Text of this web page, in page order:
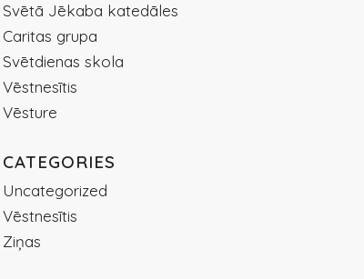
Svētā Jēkaba katedāles
Caritas grupa
Svētdienas skola
Vēstnesītis
Vēsture
CATEGORIES
Uncategorized
Vēstnesītis
Ziņas